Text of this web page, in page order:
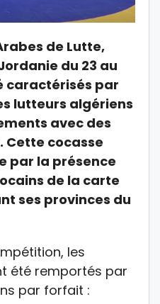
de Lutte,
du 23 au
caractérisés par
lutteurs algériens
avec des
Cette cocasse
par la présence
de la carte
ses provinces du
les
été remportés par
par forfait :